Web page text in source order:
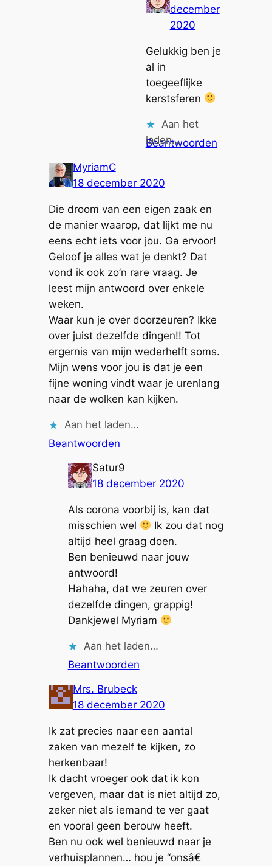
december
2020
Gelukkig ben je
al in
toegeeflijke
kerstsferen
Aan het
laden…
Beantwoorden
MyriamC
18 december 2020
Die droom van een eigen zaak en
de manier waarop, dat lijkt me nu
eens echt iets voor jou. Ga ervoor!
Geloof je alles wat je denkt? Dat
vond ik ook zo’n rare vraag. Je
leest mijn antwoord over enkele
weken.
Waar kun je over doorzeuren? Ikke
over juist dezelfde dingen!! Tot
ergernis van mijn wederhelft soms.
Mijn wens voor jou is dat je een
fijne woning vindt waar je urenlang
naar de wolken kan kijken.
Aan het laden…
Beantwoorden
Satur9
18 december 2020
Als corona voorbij is, kan dat
misschien wel
Ik zou dat nog
altijd heel graag doen.
Ben benieuwd naar jouw
antwoord!
Hahaha, dat we zeuren over
dezelfde dingen, grappig!
Dankjewel Myriam
Aan het laden…
Beantwoorden
Mrs. Brubeck
18 december 2020
Ik zat precies naar een aantal
zaken van mezelf te kijken, zo
herkenbaar!
Ik dacht vroeger ook dat ik kon
vergeven, maar dat is niet altijd zo,
zeker niet als iemand te ver gaat
en vooral geen berouw heeft.
Ben nu ook wel benieuwd naar je
verhuisplannen… hou je “onsâ€